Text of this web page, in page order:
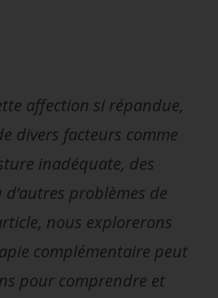
affection si répandue,
divers facteurs comme
inadéquate, des
problèmes de
nous explorerons
complémentaire peut
pour comprendre et